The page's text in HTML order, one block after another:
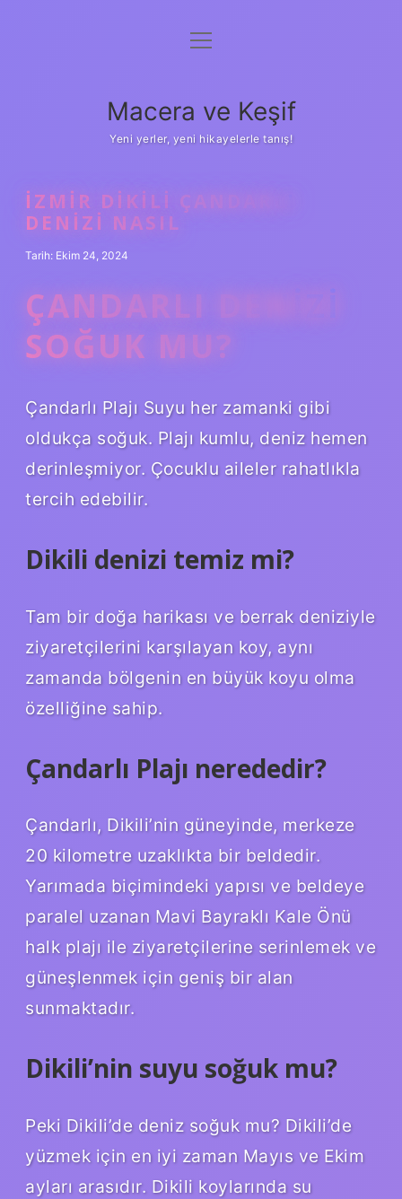
Anasayfa
Yasal Uyarı
menüyü
Macera ve Keşif
Yeni yerler, yeni hikayelerle tanış!
İZMIR DIKILI ÇANDARLI
DENIZI NASIL
Tarih: Ekim 24, 2024
ÇANDARLI DENIZI
SOĞUK MU?
Çandarlı Plajı Suyu her zamanki gibi
oldukça soğuk. Plajı kumlu, deniz hemen
derinleşmiyor. Çocuklu aileler rahatlıkla
tercih edebilir.
Dikili denizi temiz mi?
Tam bir doğa harikası ve berrak deniziyle
ziyaretçilerini karşılayan koy, aynı
zamanda bölgenin en büyük koyu olma
özelliğine sahip.
Çandarlı Plajı nerededir?
Çandarlı, Dikili’nin güneyinde, merkeze
20 kilometre uzaklıkta bir beldedir.
Yarımada biçimindeki yapısı ve beldeye
paralel uzanan Mavi Bayraklı Kale Önü
halk plajı ile ziyaretçilerine serinlemek ve
güneşlenmek için geniş bir alan
sunmaktadır.
Dikili’nin suyu soğuk mu?
Peki Dikili’de deniz soğuk mu? Dikili’de
yüzmek için en iyi zaman Mayıs ve Ekim
ayları arasıdır. Dikili koylarında su